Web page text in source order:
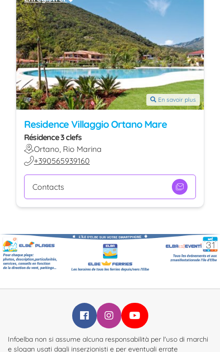
En savoir plus
Residence Villaggio Ortano Mare
Résidence 3 clefs
Ortano, Rio Marina
+390565939160
Contacts
Infoelba su Facebook
Infoelba su Instagram
Infoelba su YouTube
Infoelba non si assume alcuna responsabilità per l'uso di marchi
e slogan usati dagli inserzionisti e per eventuali errate